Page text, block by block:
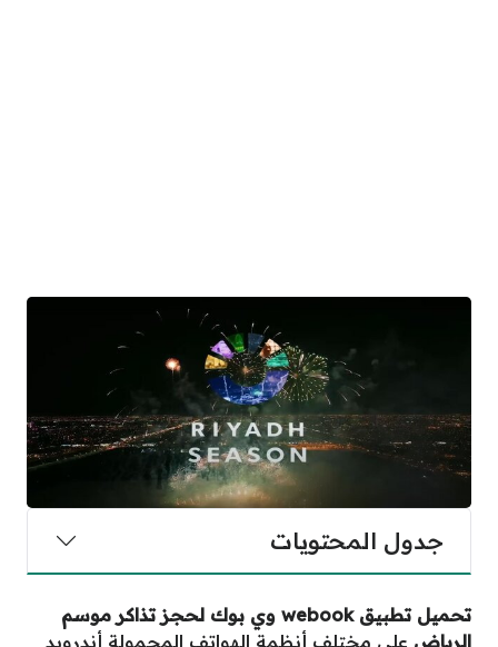
جدول المحتويات
تحميل تطبيق webook وي بوك لحجز تذاكر موسم
الرياض على مختلف أنظمة الهواتف المحمولة أندرويد